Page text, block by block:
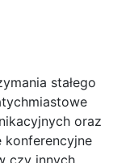
stałego
oraz
konferencyjne
czy innych